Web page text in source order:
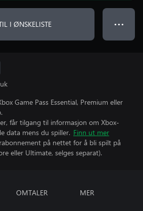
I ØNSKELISTE ● ● ●
Game Pass Essential, Premium eller
får tilgang til informasjon om Xbox-
data mens du spiller. Finn ut mer
på nettet for å bli spilt på
eller Ultimate, selges separat).
OMTALER MER